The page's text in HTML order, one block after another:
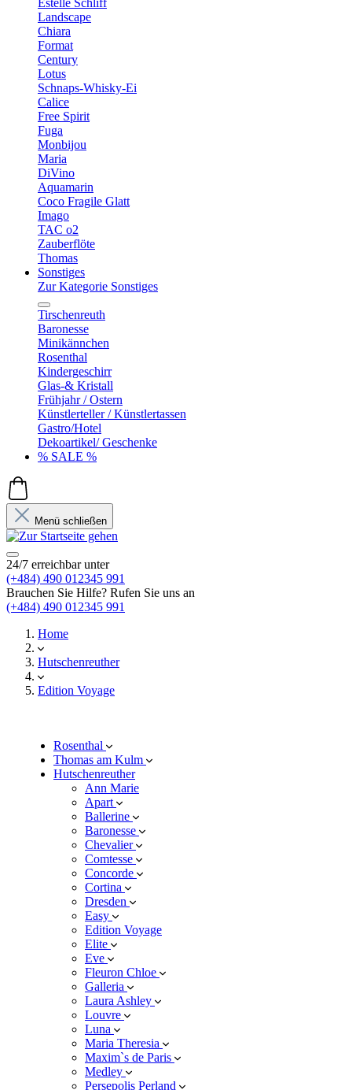
Estelle Schliff
Landscape
Chiara
Format
Century
Lotus
Schnaps-Whisky-Ei
Calice
Free Spirit
Fuga
Monbijou
Maria
DiVino
Aquamarin
Coco Fragile Glatt
Imago
TAC o2
Zauberflöte
Thomas
Sonstiges
Zur Kategorie Sonstiges
Tirschenreuth
Baronesse
Minikännchen
Rosenthal
Kindergeschirr
Glas-& Kristall
Frühjahr / Ostern
Künstlerteller / Künstlertassen
Gastro/Hotel
Dekoartikel/ Geschenke
% SALE %
Menü schließen
24/7 erreichbar unter
(+484) 490 012345 991
Brauchen Sie Hilfe? Rufen Sie uns an
(+484) 490 012345 991
Home
Hutschenreuther
Edition Voyage
Rosenthal
Thomas am Kulm
Hutschenreuther
Ann Marie
Apart
Ballerine
Baronesse
Chevalier
Comtesse
Concorde
Cortina
Dresden
Easy
Edition Voyage
Elite
Eve
Fleuron Chloe
Galleria
Laura Ashley
Louvre
Luna
Maria Theresia
Maxim`s de Paris
Medley
Persepolis Perland